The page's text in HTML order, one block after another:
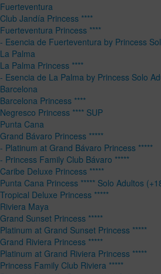
Fuerteventura
Club Jandía Princess ****
Fuerteventura Princess ****
- Esencia de Fuerteventura by Princess
La Palma
La Palma Princess ****
- Esencia de La Palma by Princess Solo
Barcelona
Barcelona Princess ****
Negresco Princess **** SUP
Punta Cana
Grand Bávaro Princess *****
- Platinum at Grand Bávaro Princess *****
- Princess Family Club Bávaro *****
Caribe Deluxe Princess *****
Punta Cana Princess ***** Solo Adultos
Tropical Deluxe Princess *****
Riviera Maya
Grand Sunset Princess *****
Platinum at Grand Sunset Princess *****
Grand Riviera Princess *****
Platinum at Grand Riviera Princess *****
Princess Family Club Riviera *****